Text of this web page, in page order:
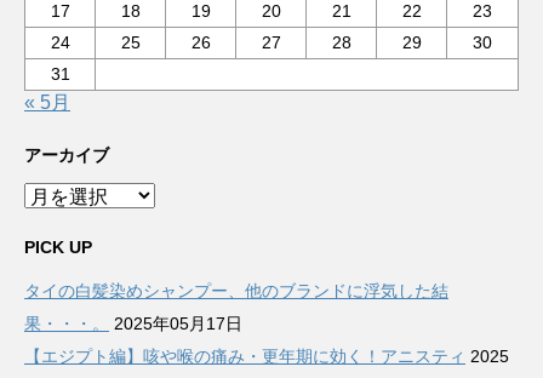
17
18 19 20 21 22
23
24
25 26 27 28 29
30
31
« 5月
アーカイブ
ア
カ
ブ
PICK UP
タイの白髪染めシャンプー、他のブランドに浮気した結
果・・・。
2025年05月17日
【エジプト編】咳や喉の痛み・更年期に効く！アニスティ 2025